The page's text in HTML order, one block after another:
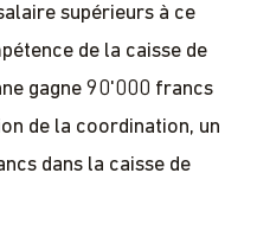
supérieurs à ce
de la caisse de
gagne 90'000 francs
de la coordination, un
dans la caisse de